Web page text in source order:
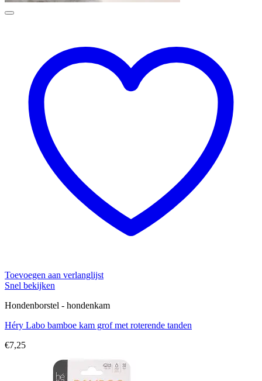
Toevoegen aan verlanglijst
Snel bekijken
Hondenborstel - hondenkam
Héry Labo bamboe kam grof met roterende tanden
€7,25